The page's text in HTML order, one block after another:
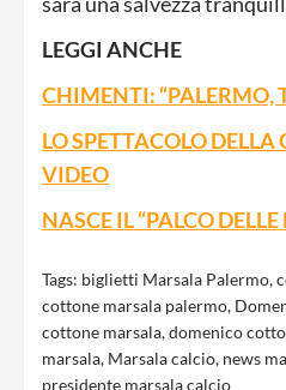
LEGGI ANCHE
CHIMENTI: “PALERMO,
LO SPETTACOLO
VIDEO
NASCE IL “PALCO DELLE
Tags: biglietti Marsala Palermo,
cottone marsala palermo,
cottone marsala,domenico
marsala, Marsala calcio, news
presidente marsala calcio